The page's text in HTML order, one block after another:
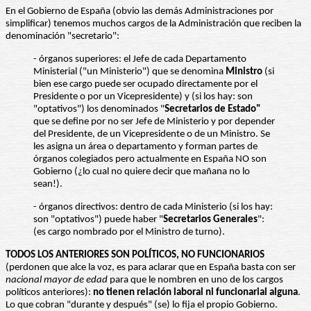
En el Gobierno de España (obvio las demás Administraciones por
simplificar) tenemos muchos cargos de la Administración que reciben la
denominación "secretario":
- órganos superiores: el Jefe de cada Departamento
Ministerial ("un Ministerio") que se denomina Ministro (si
bien ese cargo puede ser ocupado directamente por el
Presidente o por un Vicepresidente) y (si los hay: son
"optativos") los denominados "Secretarios de Estado"
que se define por no ser Jefe de Ministerio y por depender
del Presidente, de un Vicepresidente o de un Ministro. Se
les asigna un área o departamento y forman partes de
órganos colegiados pero actualmente en España NO son
Gobierno (¿lo cual no quiere decir que mañana no lo
sean!).
- órganos directivos: dentro de cada Ministerio (si los hay:
son "optativos") puede haber "Secretarios Generales":
(es cargo nombrado por el Ministro de turno).
TODOS LOS ANTERIORES SON POLÍTICOS, NO FUNCIONARIOS
(perdonen que alce la voz, es para aclarar que en España basta con ser
nacional mayor de edad para que le nombren en uno de los cargos
políticos anteriores): no tienen relación laboral ni funcionarial alguna.
Lo que cobran "durante y después" (se) lo fija el propio Gobierno.